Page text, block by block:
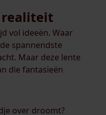
realiteit
vol ideeën. Waar
spannendste
Maar deze lente
die fantasieën
over droomt?